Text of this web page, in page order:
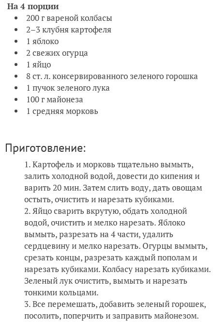
На 4 порции
200 г вареной колбасы
2–3 клубня картофеля
1 яблоко
2 свежих огурца
1 яйцо
8 ст. л. консервированного зеленого горошка
1 пучок зеленого лука
100 г майонеза
1 средняя морковь
Приготовление:
Картофель и морковь тщательно вымыть,
залить холодной водой, довести до кипения и
варить 20 мин. Затем слить воду, дать овощам
остыть, очистить и нарезать кубиками.
Яйцо сварить вкрутую, обдать холодной
водой, очистить и мелко нарезать. Яблоко
вымыть, разрезать на 4 части, удалить
сердцевину и мелко нарезать. Огурцы вымыть,
срезать концы, разрезать каждый пополам и
нарезать кубиками. Колбасу нарезать кубиками.
Зеленый лук очистить, вымыть и нарезать
тонкими кольцами.
Все перемешать, добавить зеленый горошек,
посолить, поперчить и заправить майонезом.